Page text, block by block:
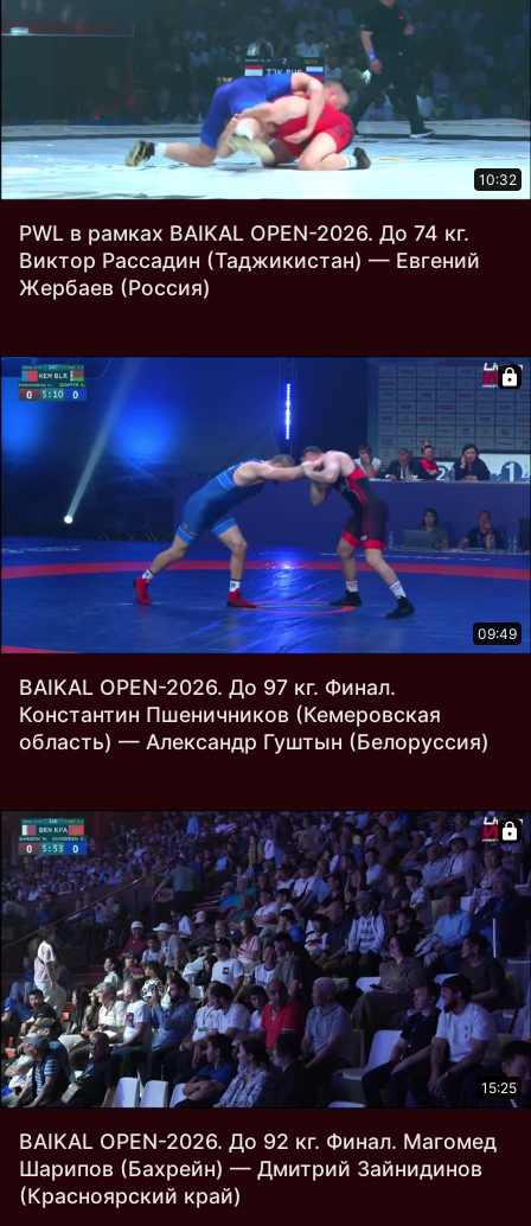
10:32
PWL в рамках BAIKAL OPEN-2026. До 74 кг.
Виктор Рассадин (Таджикистан) — Евгений
Жербаев (Россия)
09:49
BAIKAL OPEN-2026. До 97 кг. Финал.
Константин Пшеничников (Кемеровская
область) — Александр Гуштын (Белоруссия)
15:25
BAIKAL OPEN-2026. До 92 кг. Финал. Магомед
Шарипов (Бахрейн) — Дмитрий Зайнидинов
(Красноярский край)